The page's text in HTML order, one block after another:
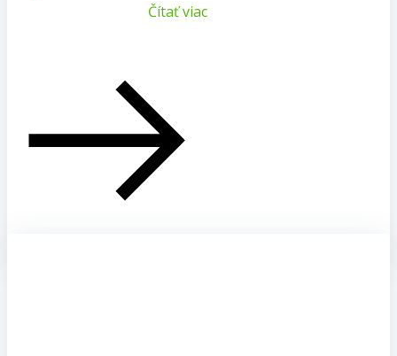
Čítať viac